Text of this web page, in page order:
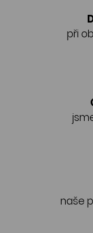
při
naše